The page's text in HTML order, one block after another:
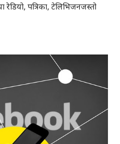
रेडियो, पत्रिका, टेलिभिजनजस्तो
हुनु, केही तलमाथिका कुरा
सामाजिक सञ्जालको बनोट
सदुपयोग गर्ने हो भने यी कुरा
प्रविधिले समाधान गर्न सम्भव छैन,
प्रायः कुरा भने प्रविधिबाटै
सञ्जाल तथा इन्टरनेट